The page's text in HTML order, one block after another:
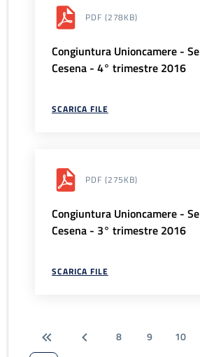
PDF (278KB)
Congiuntura Unioncamere -
Cesena - 4° trimestre 2016
SCARICA FILE
PDF (275KB)
Congiuntura Unioncamere -
Cesena - 3° trimestre 2016
SCARICA FILE
8 9 10